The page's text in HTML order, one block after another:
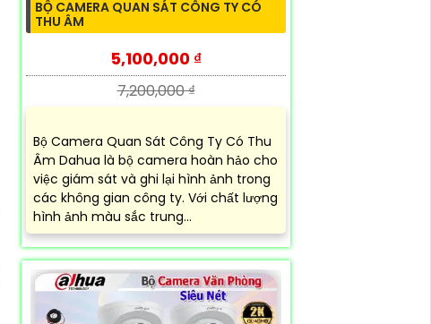
BỘ CAMERA QUAN SÁT CÔNG TY CÓ
THU ÂM
5,100,000 ₫
7,200,000 ₫
Bộ Camera Quan Sát Công Ty Có Thu
Âm Dahua là bộ camera hoàn hảo cho
việc giám sát và ghi lại hình ảnh trong
các không gian công ty. Với chất lượng
hình ảnh màu sắc trung...